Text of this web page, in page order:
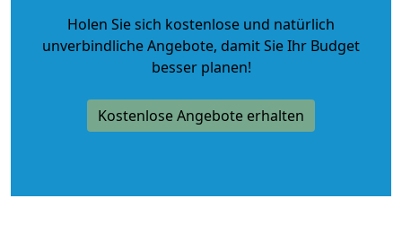
Holen Sie sich kostenlose und natürlich
unverbindliche Angebote, damit Sie Ihr Budget
besser planen!
Kostenlose Angebote erhalten